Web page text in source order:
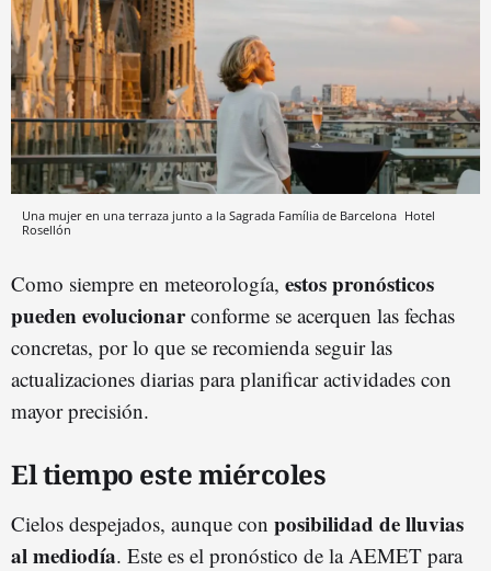
Una mujer en una terraza junto a la Sagrada Família de Barcelona Hotel
Rosellón
Como siempre en meteorología, estos pronósticos
pueden evolucionarconforme se acerquen las fechas
concretas, por lo que se recomienda seguir las
actualizaciones diarias para planificar actividades con
mayor precisión.
El tiempo este miércoles
Cielos despejados, aunque con posibilidad de lluvias
al mediodía. Este es el pronóstico de la AEMET para